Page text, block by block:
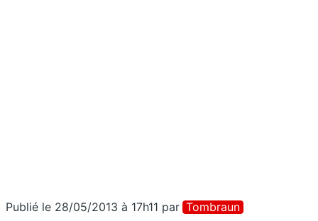
Publié le 28/05/2013 à 17h11 par Tombraun